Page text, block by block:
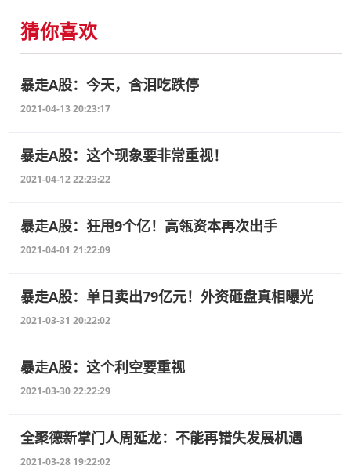
猜你喜欢
暴走A股：今天，含泪吃跌停
2021-04-13 20:23:17
暴走A股：这个现象要非常重视！
2021-04-12 22:23:22
暴走A股：狂甩9个亿！高瓴资本再次出手
2021-04-01 21:22:09
暴走A股：单日卖出79亿元！外资砸盘真相曝光
2021-03-31 20:22:02
暴走A股：这个利空要重视
2021-03-30 22:22:29
全聚德新掌门人周延龙：不能再错失发展机遇
2021-03-28 19:22:02